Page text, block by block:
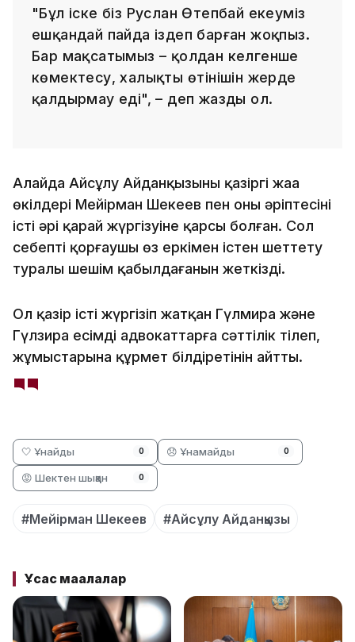
"Бұл іске біз Руслан Өтепбай екеуміз
ешқандай пайда іздеп барған жоқпыз.
Бар мақсатымыз – қолдан келгенше
көмектесу, халықтың өтінішін жерде
қалдырмау еді", – деп жазды ол.
Алайда Айсұлу Айданқызының қазіргі жаңа
өкілдері Мейірман Шекеев пен оның әріптесінің
істі әрі қарай жүргізуіне қарсы болған. Сол
себепті қорғаушы өз еркімен істен шеттету
туралы шешім қабылдағанын жеткізді.
Ол қазір істі жүргізіп жатқан Гүлмира және
Гүлзира есімді адвокаттарға сәттілік тілеп,
жұмыстарына құрмет білдіретінін айтты.
🤍 Ұнайды 0 😞 Ұнамайды 0
😡 Шектен шыққан 0
#Мейірман Шекеев #Айсұлу Айданқызы
Ұқсас мақалалар